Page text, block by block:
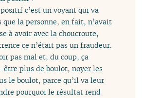
c’est un voyant qui va
que la personne, en fait, n’avait
à avoir avec la choucroute,
ce n’était pas un fraudeur.
pas mal et, du coup, ça
être plus de boulot, noyer les
le boulot, parce qu’il va leur
pourquoi le résultat rend